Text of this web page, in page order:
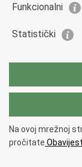
Vlada Republike
Europska komisija
Taxation and
Copyright © 2026
korištenja.
Funkcionalni
Statistički
Na ovoj mrežnoj
pročitate